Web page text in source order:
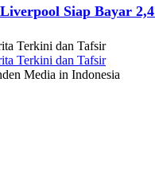
Siap Bayar
Media in Indonesia